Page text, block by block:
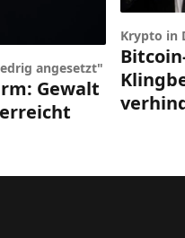
angesetzt"
Gewalt
Krypto in